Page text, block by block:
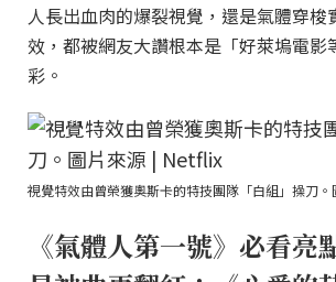
人長出血肉的爆裂視覺，還是氣體穿梭
效，都被網友大讚根本是「好萊塢電影
彩。
視覺特效由曾榮獲奧斯卡的特技團隊「白組」操刀
《氣體人第一號》必看亮